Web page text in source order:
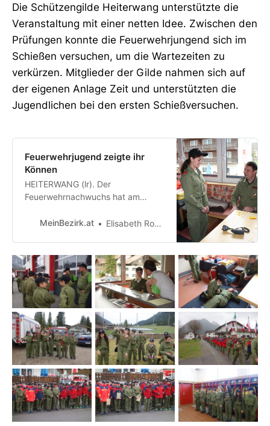
Die Schützengilde Heiterwang unterstützte die
Veranstaltung mit einer netten Idee. Zwischen den
Prüfungen konnte die Feuerwehrjungend sich im
Schießen versuchen, um die Wartezeiten zu
verkürzen. Mitglieder der Gilde nahmen sich auf
der eigenen Anlage Zeit und unterstützten die
Jugendlichen bei den ersten Schießversuchen.
Feuerwehrjugend zeigte ihr
Können
HEITERWANG (lr). Der
Feuerwehrnachwuchs hat am
bewiesen, dass er top-ausgebildet
den Räumlichkeiten der Feuerwehr
Heiterwang dem Wissenstest.
MeinBezirk.at Elisabeth Rosen